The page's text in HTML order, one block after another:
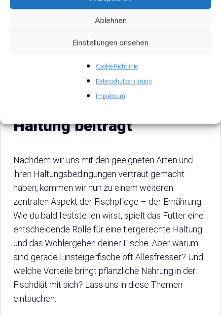
Ablehnen
Einstellungen ansehen
Cookie-Richtlinie
Datenschutzerklärung
Impressum
3. Ernährung der
‚Aquarium Fische für
Anfänger‘: Was Futter zur
Tierschutzgerechten
Haltung beiträgt
Nachdem wir uns mit den geeigneten Arten und
ihren Haltungsbedingungen vertraut gemacht
haben, kommen wir nun zu einem weiteren
zentralen Aspekt der Fischpflege – der Ernährung.
Wie du bald feststellen wirst, spielt das Futter eine
entscheidende Rolle für eine tiergerechte Haltung
und das Wohlergehen deiner Fische. Aber warum
sind gerade Einsteigerfische oft Allesfresser? Und
welche Vorteile bringt pflanzliche Nahrung in der
Fischdiät mit sich? Lass uns in diese Themen
eintauchen.